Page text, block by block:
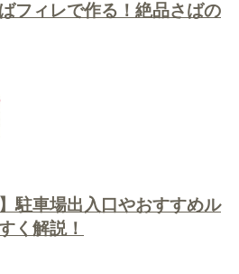
フィレで作る！絶品さばの
駐車場出入口やおすすめル
く解説！